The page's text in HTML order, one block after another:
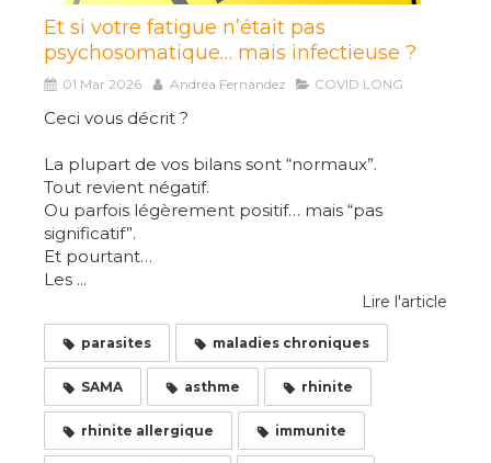
Et si votre fatigue n’était pas
psychosomatique… mais infectieuse ?
01 Mar 2026 Andréa Fernández COVID LONG
Ceci vous décrit ?
La plupart de vos bilans sont “normaux”.
Tout revient négatif.
Ou parfois légèrement positif… mais “pas
significatif”.
Et pourtant…
Les ...
Lire l'article
parasites maladies chroniques
SAMA asthme rhinite
rhinite allergique immunite